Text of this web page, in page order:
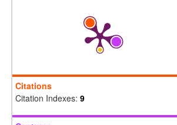
Citations
Citation Indexes: 9